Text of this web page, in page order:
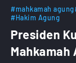
#mahkamah agung
#Hakim Agung
Presiden
Mahkamah